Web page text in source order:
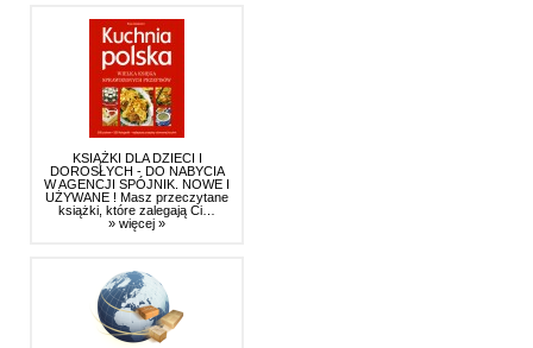
KSIĄŻKI DLA DZIECI I
DOROSŁYCH - DO NABYCIA
W AGENCJI SPÓJNIK. NOWE I
UŻYWANE ! Masz przeczytane
książki, które zalegają Ci…
» więcej »